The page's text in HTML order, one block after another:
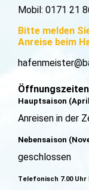
Mobil: 0171 21
Bitte melden
Anreise beim
Hauptsaison
Anreisen in der
Nebensaison
geschlossen
Telefonisch 7.00 Uhr